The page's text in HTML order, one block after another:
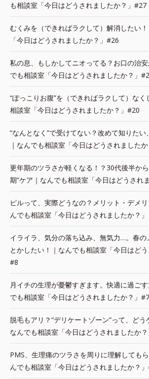
も相談室「今日はどうされましたか？」#27
むくみを（できればラクして）解消したい
「今日はどうされましたか？」#26
私の息、もしかしてニオってる？お口の治
でも相談室「今日はどうされましたか？」
“ぽっこりお腹”を（できればラクして）な
相談室「今日はどうされましたか？」#20
“なんとなく”で受けてない？改めて知りたい
｜なんでも相談室「今日はどうされました
更年期のツラさが軽くなる！？30代後半か
期”ケア｜なんでも相談室「今日はどうされ
ピルって、実際どうなの？メリット・デメ
んでも相談室「今日はどうされましたか？
イライラ、気分の落ち込み、無気力…。春の
とかしたい！｜なんでも相談室「今日はどう
#8
月イチの生理が憂鬱すぎます。快適に過ご
でも相談室「今日はどうされましたか？」#7
脱毛もアリ？“デリケートゾーン”って、どう
なんでも相談室「今日はどうされましたか
PMS、生理痛のツラさを周りに理解しても
んでも相談室「今日はどうされましたか？